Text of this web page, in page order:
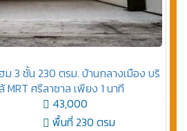
ม 3 ชั้น 230 ตรม. บ้านกลางเมือง บริ
ศรีลาซาล เพียง 1 นาที
43,000
พื้นที่ 230 ตรม